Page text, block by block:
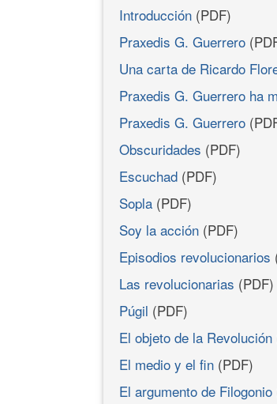
Introducción (PDF)
Praxedis G. Guerrero
Una carta de Ricardo
Praxedis G. Guerrero ha
Praxedis G. Guerrero
Obscuridades (PDF)
Escuchad (PDF)
Sopla (PDF)
Soy la acción (PDF)
Episodios revolucionarios
Las revolucionarias (PDF)
Púgil (PDF)
El objeto de la Revolución
El medio y el fin (PDF)
El argumento de Filogonio